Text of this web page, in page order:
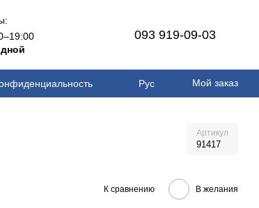
093 919-09-03
Рус Мой заказ
Артикул
91417
К сравнению В желания